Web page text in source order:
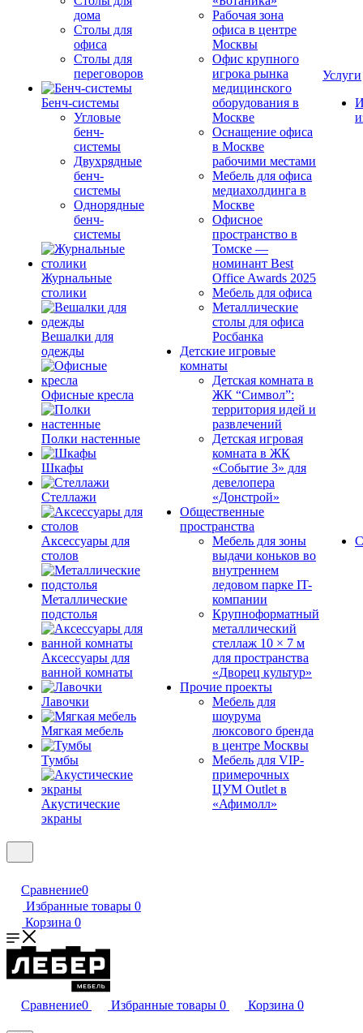
дома
Столы для
офиса
Столы для
переговоров
Бенч-системы
Угловые
бенч-
системы
Двухрядные
бенч-
системы
Однорядные
бенч-
системы
Журнальные
столики
Вешалки для
одежды
Офисные кресла
Полки настенные
Шкафы
Стеллажи
Аксессуары для
столов
Металлические
подстолья
Аксессуары для
ванной комнаты
Лавочки
Мягкая мебель
Тумбы
Акустические
экраны
Рабочая зона
офиса в центре
Москвы
Офис крупного
игрока рынка
медицинского
оборудования в
Москве
Оснащение офиса
в Москве
рабочими местами
Мебель для офиса
медиахолдинга в
Москве
Офисное
пространство в
Томске —
номинант Best
Office Awards 2025
Мебель для офиса
Металлические
столы для офиса
Росбанка
Детские игровые
комнаты
Детская комната в
ЖК “Символ”:
территория идей и
развлечений
Детская игровая
комната в ЖК
«Событие 3» для
девелопера
«Донстрой»
Общественные
пространства
Мебель для зоны
выдачи коньков во
внутреннем
ледовом парке IT-
компании
Крупноформатный
металлический
стеллаж 10 × 7 м
для пространства
«Дворец культур»
Прочие проекты
Мебель для
шоурума
люксового бренда
в центре Москвы
Мебель для VIP-
примерочных
ЦУМ Outlet в
«Афимолл»
Услуги
Сравнение0
Избранные товары 0
Корзина 0
Сравнение0 Избранные товары 0 Корзина 0